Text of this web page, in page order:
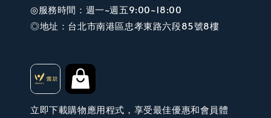
◎服務時間：週一~週五9:00~18:00
◎地址：台北市南港區忠孝東路六段85號8樓
立即下載購物應用程式，享受最佳優惠和會員體